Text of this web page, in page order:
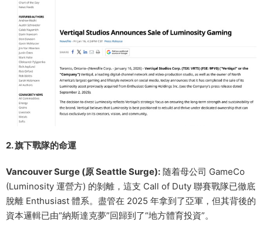
2. 旗下戰隊的命運
Vancouver Surge (原 Seattle Surge): 随着母公司 GameCo
(Luminosity 運營方) 的剝離，這支 Call of Duty 聯賽戰隊已徹底
脫離 Enthusiast 體系。盡管在 2025 年拿到了亞軍，但其背後的
資本邏輯已由“納斯達克夢”回歸到了“地方體育投資”。